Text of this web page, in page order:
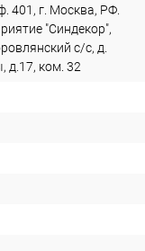
401, г. Москва, РФ.
"Синдекор",
с/с, д.
д.17, ком. 32